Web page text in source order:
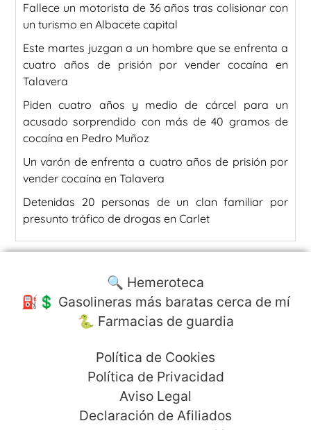
Fallece un motorista de 36 años tras colisionar con
un turismo en Albacete capital
Este martes juzgan a un hombre que se enfrenta a
cuatro años de prisión por vender cocaína en
Talavera
Piden cuatro años y medio de cárcel para un
acusado sorprendido con más de 40 gramos de
cocaína en Pedro Muñoz
Un varón de enfrenta a cuatro años de prisión por
vender cocaína en Talavera
Detenidas 20 personas de un clan familiar por
presunto tráfico de drogas en Carlet
🔍 Hemeroteca
⛽️💲 Gasolineras más baratas cerca de mí
🐍 Farmacias de guardia
Política de Cookies
Política de Privacidad
Aviso Legal
Declaración de Afiliados